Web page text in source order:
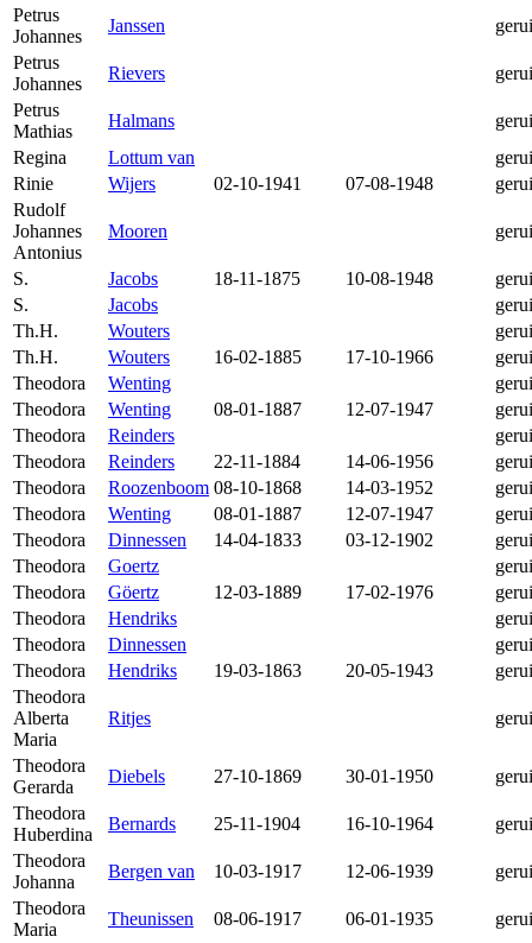
Petrus
Johannes
Janssen
Petrus
Johannes
Rievers
Petrus
Mathias
Halmans
Regina
Lottum van
Rinie
Wijers 02-10-1941 07-08-1948
Rudolf
Johannes
Antonius
Mooren
S. Jacobs 18-11-1875 10-08-1948
S.
Jacobs
Th.H.
Wouters
Th.H.
Wouters 16-02-1885 17-10-1966
Theodora
Wenting
Theodora
Wenting 08-01-1887 12-07-1947
Theodora
Reinders
Theodora
Reinders 22-11-1884 14-06-1956
Theodora
Roozenboom 08-10-1868 14-03-1952
Theodora
Wenting 08-01-1887 12-07-1947
Theodora
Dinnessen 14-04-1833 03-12-1902
Theodora
Goertz
Theodora
Göertz 12-03-1889 17-02-1976
Theodora
Hendriks
Theodora
Dinnessen
Theodora
Hendriks 19-03-1863 20-05-1943
Theodora
Alberta
Maria
Ritjes
Theodora
Gerarda
Diebels 27-10-1869 30-01-1950
Theodora
Huberdina
Bernards 25-11-1904 16-10-1964
Theodora
Johanna
Bergen van 10-03-1917 12-06-1939
Theodora
Maria
Theunissen 08-06-1917 06-01-1935